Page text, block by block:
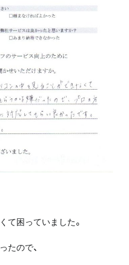
て困っていました。
たので、